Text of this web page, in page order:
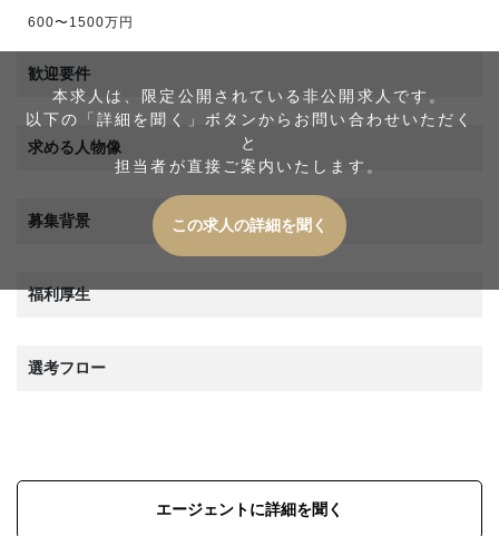
600〜1500万円
本求人は、限定公開されている非公開求人です。
以下の「詳細を聞く」ボタンからお問い合わせいただく
と
担当者が直接ご案内いたします。
この求人の詳細を聞く
歓迎要件
求める人物像
募集背景
福利厚生
選考フロー
エージェントに詳細を聞く